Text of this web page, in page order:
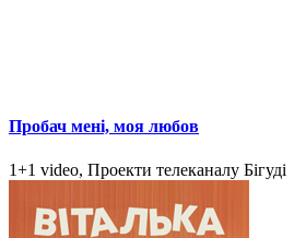
Пробач мені, моя любов
1+1 video, Проекти телеканалу Бігуді